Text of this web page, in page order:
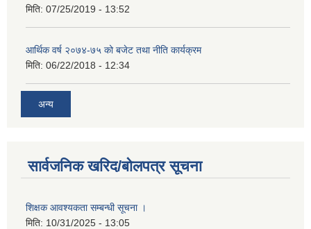
मिति: 07/25/2019 - 13:52
आर्थिक वर्ष २०७४-७५ को बजेट तथा नीति कार्यक्रम
मिति: 06/22/2018 - 12:34
अन्य
सार्वजनिक खरिद/बोलपत्र सूचना
शिक्षक आवश्यकता सम्बन्धी सूचना ।
मिति: 10/31/2025 - 13:05